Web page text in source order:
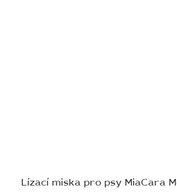
Lízací miska pro psy MiaCara